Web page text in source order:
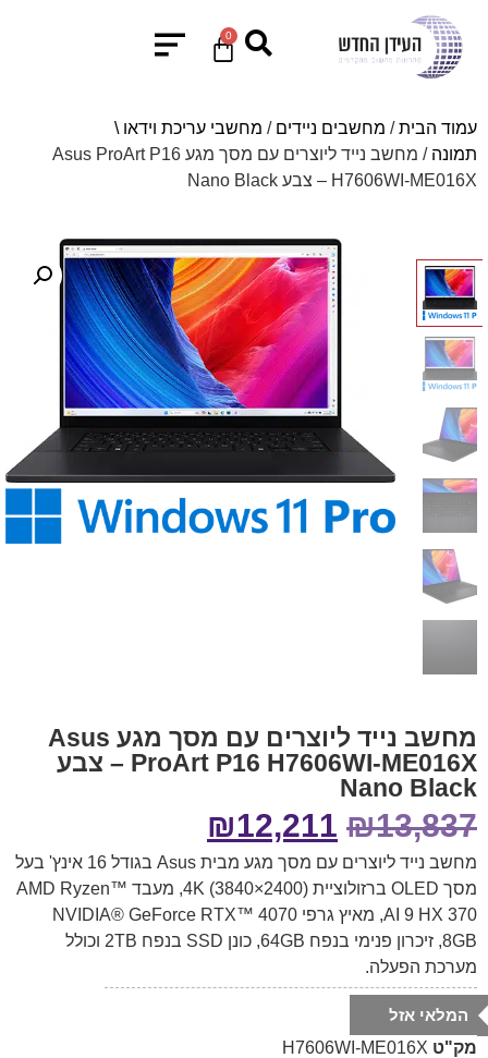
0
עמוד הבית/ מחשבים ניידים / מחשבי עריכת וידאו \
תמונה
/ מחשב נייד ליוצרים עם מסך מגע Asus ProArt P16
H7606WI-ME016X – צבע Nano Black
מחשב נייד ליוצרים עם מסך מגע Asus
ProArt P16 H7606WI-ME016X – צבע
Nano Black
₪13,837
₪12,211
מחשב נייד ליוצרים עם מסך מגע מבית Asus בגודל 16 אינץ' בעל
מסך OLED ברזולוציית 4K (3840×2400), מעבד AMD Ryzen™
AI 9 HX 370, מאיץ גרפי NVIDIA® GeForce RTX™ 4070
8GB, זיכרון פנימי בנפח 64GB, כונן SSD בנפח 2TB וכולל
מערכת הפעלה.
המלאי אזל
מק"ט H7606WI-ME016X